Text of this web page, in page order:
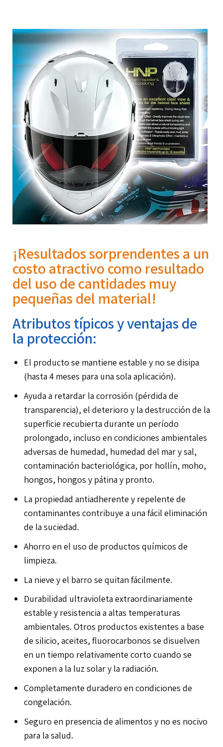
¡Resultados sorprendentes a un
costo atractivo como resultado
del uso de cantidades muy
pequeñas del material!
Atributos típicos y ventajas de
la protección:
El producto se mantiene estable y no se disipa
(hasta 4 meses para una sola aplicación).
Ayuda a retardar la corrosión (pérdida de
transparencia), el deterioro y la destrucción de la
superficie recubierta durante un período
prolongado, incluso en condiciones ambientales
adversas de humedad, humedad del mar y sal,
contaminación bacteriológica, por hollín, moho,
hongos, hongos y pátina y pronto.
La propiedad antiadherente y repelente de
contaminantes contribuye a una fácil eliminación
de la suciedad.
Ahorro en el uso de productos químicos de
limpieza.
La nieve y el barro se quitan fácilmente.
Durabilidad ultravioleta extraordinariamente
estable y resistencia a altas temperaturas
ambientales. Otros productos existentes a base
de silicio, aceites, fluorocarbonos se disuelven
en un tiempo relativamente corto cuando se
exponen a la luz solar y la radiación.
Completamente duradero en condiciones de
congelación.
Seguro en presencia de alimentos y no es nocivo
para la salud.